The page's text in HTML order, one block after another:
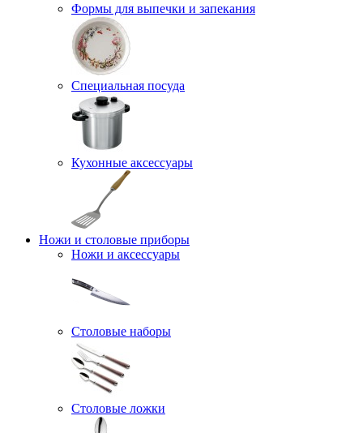
Формы для выпечки и запекания
Специальная посуда
Кухонные аксессуары
Ножи и столовые приборы
Ножи и аксессуары
Столовые наборы
Столовые ложки